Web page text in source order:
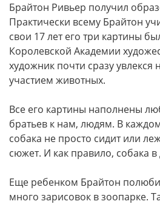
Брайтон Ривьер получил
Практически всему Брайтон
свои 17 лет его три картины
Королевской Академии
художник почти сразу увлекся
участием животных.
Все его картины наполнены
братьев к нам, людям. В
собака не просто сидит или
сюжет. И как правило, собака
Еще ребенком Брайтон
много зарисовок в зоопарке.